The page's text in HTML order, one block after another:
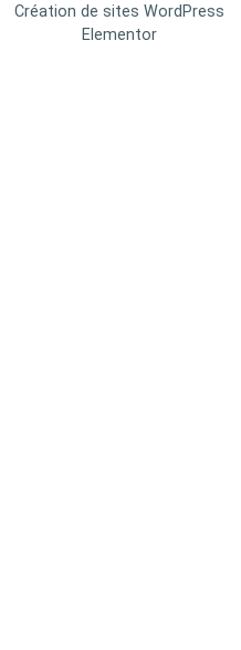
Création de sites WordPress
Elementor